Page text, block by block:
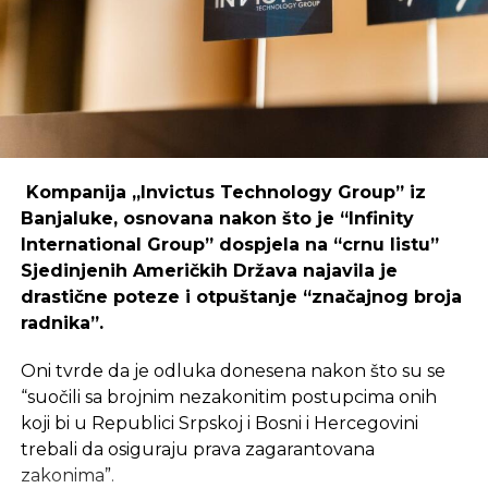
– Pravilnik će sačiniti Ekonomski institut iz
Banjaluke. Mi ćemo iznijeti primjedbe i sugestije na
dokument – rekao je Marić.
Šumska gazdinstva koja su polugodište završila sa
minusom
„Birač“ Vlasenica 403.000
„Jahorina“ Pale 361.000
„Majevica“ Lopare 148.000
„Doboj“ Doboj 126.000
regijama koje nisu urbani centri, ali zahtijeva
podršku i ulaganja koja će omogućiti dugoročnu
održivost ovakvih inicijativa.
Ulaganje u coworking prostor u Čapljini moglo bi
postati ključan korak prema stvaranju napredne
poslovne klime, privlačenju novih profesionalaca te
nove projekte i lokalnu ekonomiju.
Kompanija „Invictus Technology Group” iz
Banjaluke, osnovana nakon što je “Infinity
International Group” dospjela na “crnu listu”
Sjedinjenih Američkih Država najavila je
drastične poteze i otpuštanje “značajnog broja
radnika”.
Oni tvrde da je odluka donesena nakon što su se
“suočili sa brojnim nezakonitim postupcima onih
koji bi u Republici Srpskoj i Bosni i Hercegovini
trebali da osiguraju prava zagarantovana
zakonima”.